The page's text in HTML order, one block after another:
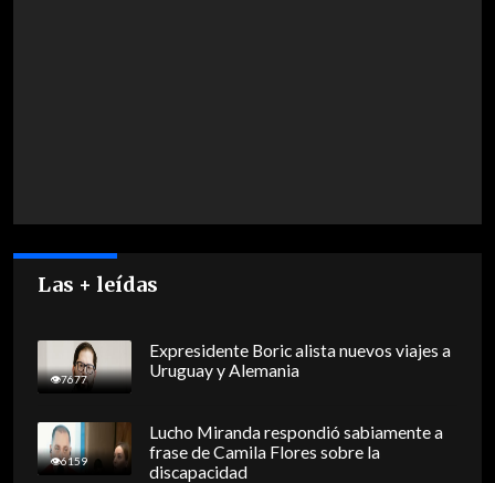
Las + leídas
7677
Expresidente Boric alista nuevos viajes a
Uruguay y Alemania
6159
Lucho Miranda respondió sabiamente a
frase de Camila Flores sobre la
discapacidad